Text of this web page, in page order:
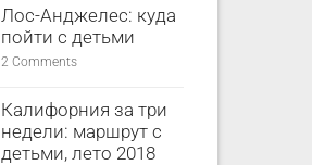
Лос-Анджелес: куда
пойти с детьми
2 Comments
Калифорния за три
недели: маршрут с
детьми, лето 2018